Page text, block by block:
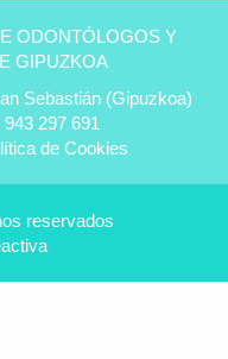
ODONTÓLOGOS Y
GIPUZKOA
Sebastián (Gipuzkoa)
297 691
de Cookies
reservados